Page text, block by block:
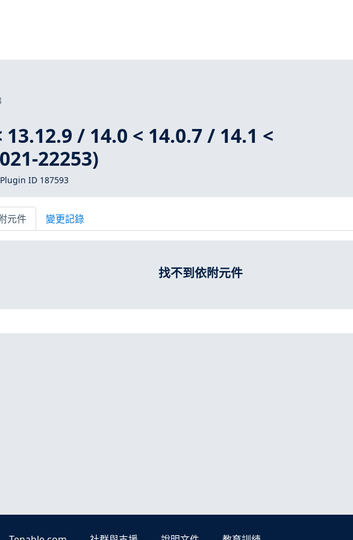
/ 14.0 < 14.0.7 / 14.1 <
22253)
ID 187593
元件 變更記錄
找不到依附元件